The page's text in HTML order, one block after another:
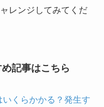
レンジしてみてくだ
記事はこちら
くらかかる？発生す